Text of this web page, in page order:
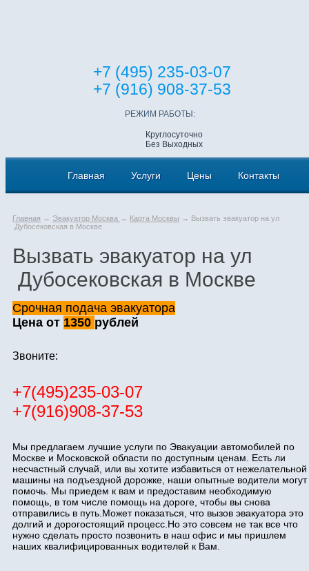
+7 (495) 235-03-07
+7 (916) 908-37-53
РЕЖИМ РАБОТЫ:
Круглосуточно
Без Выходных
Главная Услуги Цены Контакты
Главная → Эвакуатор Москва → Карта Москвы → Вызвать эвакуатор на ул
Дубосековская в Москве
Вызвать эвакуатор на ул
Дубосековская в Москве
Срочная подача эвакуатора
Цена от 1350 рублей
Звоните:
+7(495)235-03-07
+7(916)908-37-53
Мы предлагаем лучшие услуги по Эвакуации автомобилей по
Москве и Московской области по доступным ценам. Есть ли
несчастный случай, или вы хотите избавиться от нежелательной
машины на подъездной дорожке, наши опытные водители могут
помочь. Мы приедем к вам и предоставим необходимую
помощь, в том числе помощь на дороге, чтобы вы снова
отправились в путь.Может показаться, что вызов эвакуатора это
долгий и дорогостоящий процесс.Но это совсем не так все что
нужно сделать просто позвонить в наш офис и мы пришлем
наших квалифицированных водителей к Вам.